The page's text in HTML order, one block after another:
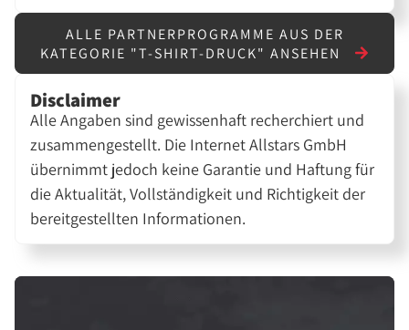
ALLE PARTNERPROGRAMME AUS DER
KATEGORIE "T-SHIRT-DRUCK" ANSEHEN
Disclaimer
Alle Angaben sind gewissenhaft recherchiert und
zusammengestellt. Die Internet Allstars GmbH
übernimmt jedoch keine Garantie und Haftung für
die Aktualität, Vollständigkeit und Richtigkeit der
bereitgestellten Informationen.